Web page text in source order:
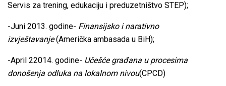
Servis za trening, edukaciju i preduzetništvo STEP);
-Juni 2013. godine- Finansijsko i narativno
izvještavanje(Američka ambasada u BiH);
-April 22014. godine- Učešće građana u procesima
donošenja odluka na lokalnom nivou(CPCD)